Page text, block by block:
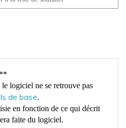
logiciel ne se retrouve pas
de base.
en fonction de ce qui décrit
faite du logiciel.
soumission.